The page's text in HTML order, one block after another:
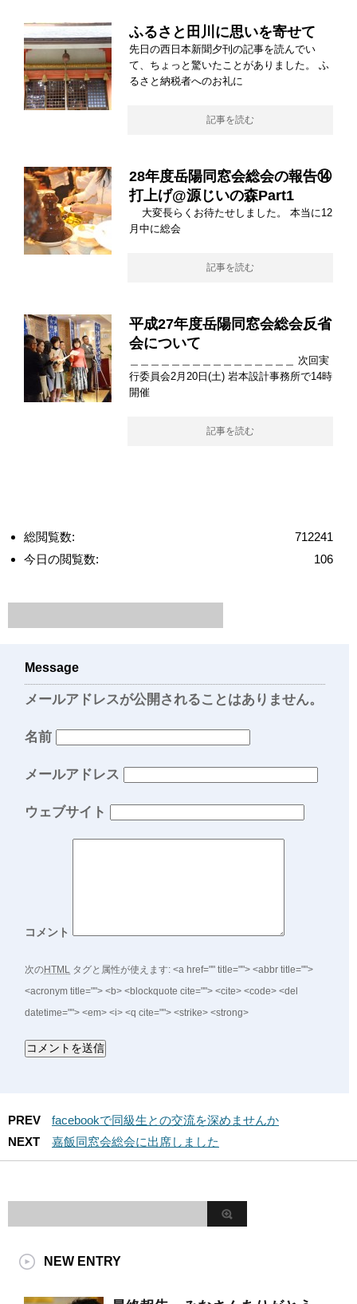
ふるさと田川に思いを寄せて
先日の西日本新聞夕刊の記事を読んでい
て、ちょっと驚いたことがありました。 ふ
るさと納税者へのお礼に
記事を読む
28年度岳陽同窓会総会の報告⑭
打上げ@源じいの森Part1
大変長らくお待たせしました。 本当に12
月中に総会
記事を読む
平成27年度岳陽同窓会総会反省
会について
＿＿＿＿＿＿＿＿＿＿＿＿＿＿＿＿ 次回実
行委員会2月20日(土) 岩本設計事務所で14時
開催
記事を読む
712241
総閲覧数:
106
今日の閲覧数:
Message
メールアドレスが公開されることはありません。
名前
メールアドレス
ウェブサイト
コメント
次のHTML タグと属性が使えます: <a href="" title=""> <abbr title="">
<acronym title=""> <b> <blockquote cite=""> <cite> <code> <del
datetime=""> <em> <i> <q cite=""> <strike> <strong>
PREV
facebookで同級生との交流を深めませんか
NEXT
嘉飯同窓会総会に出席しました
NEW ENTRY